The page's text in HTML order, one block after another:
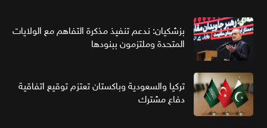
بزشكيان: ندعم تنفيذ مذكرة التفاهم مع الولايات
المتحدة وملتزمون ببنودها
تركيا والسعودية وباكستان تعتزم توقيع اتفاقية
دفاع مشترك